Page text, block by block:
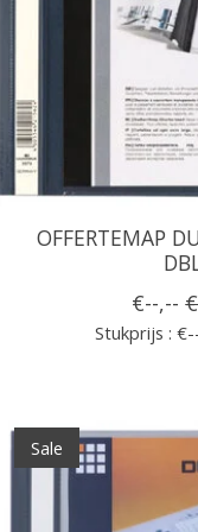
OFFERTEMAP
€--,--
Stukprijs :
Sale